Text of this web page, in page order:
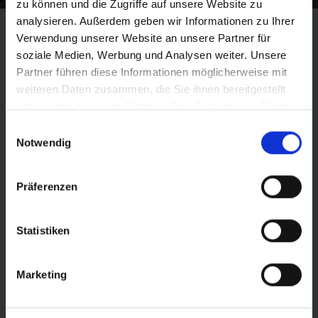
zu können und die Zugriffe auf unsere Website zu
analysieren. Außerdem geben wir Informationen zu Ihrer
Verwendung unserer Website an unsere Partner für
soziale Medien, Werbung und Analysen weiter. Unsere
Partner führen diese Informationen möglicherweise mit
weiteren Daten zusammen, die Sie ihnen bereitgestellt
Notwendig
Präferenzen
Statistiken
Marketing